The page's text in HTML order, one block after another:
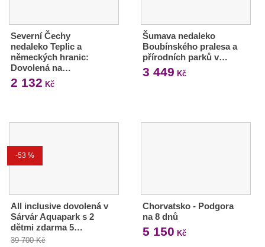
Severní Čechy
nedaleko Teplic a
německých hranic:
Dovolená na…
2 132 Kč
Šumava nedaleko
Boubínského pralesa a
přírodních parků v…
3 449 Kč
-53 %
All inclusive dovolená v
Sárvár Aquapark s 2
dětmi zdarma 5…
39 700 Kč
Chorvatsko - Podgora
na 8 dnů
5 150 Kč